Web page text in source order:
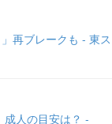
再ブレークも - 東ス
成人の目安は？ -